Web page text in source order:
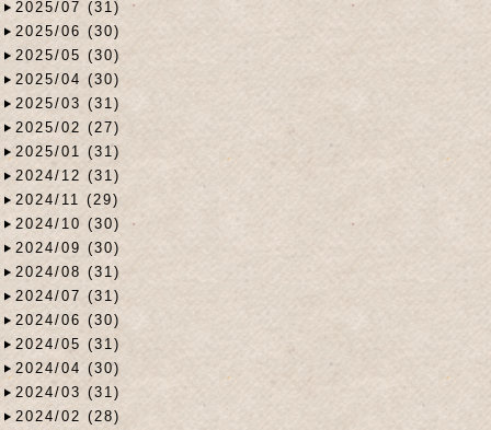
2025/07 (31)
2025/06 (30)
2025/05 (30)
2025/04 (30)
2025/03 (31)
2025/02 (27)
2025/01 (31)
2024/12 (31)
2024/11 (29)
2024/10 (30)
2024/09 (30)
2024/08 (31)
2024/07 (31)
2024/06 (30)
2024/05 (31)
2024/04 (30)
2024/03 (31)
2024/02 (28)